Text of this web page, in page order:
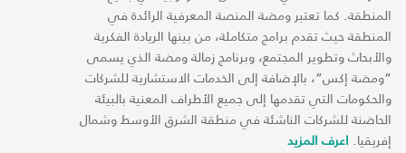
المنطقة. كما تعتبر ومضة المنصة المعرفية الرائدة في
المنطقة حيث تقدم برامج متكاملة، من بينها الريادة الفكرية
والأبحاث وتطوير المجتمع، وبرنامج زمالة ومضة الذي يسمى
“ومضة إكس“، بالإضافة إلى الخدمات الاستشارية للشركات
والحكومات التي تقدمها إلى جميع الأطراف المعنية بالبيئة
الحاضنة للشركات الناشئة في منطقة الشرق الأوسط وشمال
إفريقيا. اعرف المزيد